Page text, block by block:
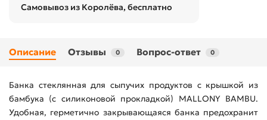
Самовывоз из Королёва, бесплатно
Описание Отзывы 0 Вопрос-ответ 0
Банка стеклянная для сыпучих продуктов с крышкой из
бамбука (с силиконовой прокладкой) MALLONY BAMBU.
Удобная, герметично закрывающаяся банка предохранит